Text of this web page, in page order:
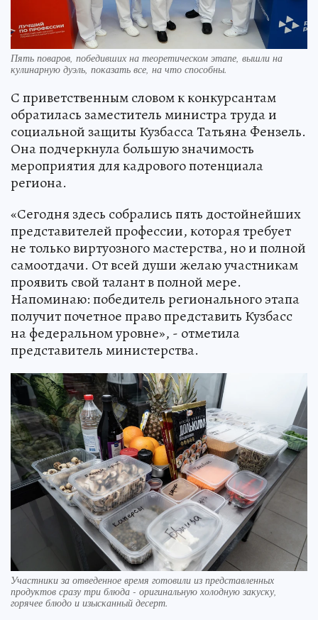
Пять поваров, победивших на теоретическом этапе, вышли на
кулинарную дуэль, показать все, на что способны.
С приветственным словом к конкурсантам
обратилась заместитель министра труда и
социальной защиты Кузбасса Татьяна Фензель.
Она подчеркнула большую значимость
мероприятия для кадрового потенциала
региона.
«Сегодня здесь собрались пять достойнейших
представителей профессии, которая требует
не только виртуозного мастерства, но и полной
самоотдачи. От всей души желаю участникам
проявить свой талант в полной мере.
Напоминаю: победитель регионального этапа
получит почетное право представить Кузбасс
на федеральном уровне», - отметила
представитель министерства.
Участники за отведенное время готовили из представленных
продуктов сразу три блюда - оригинальную холодную закуску,
горячее блюдо и изысканный десерт.